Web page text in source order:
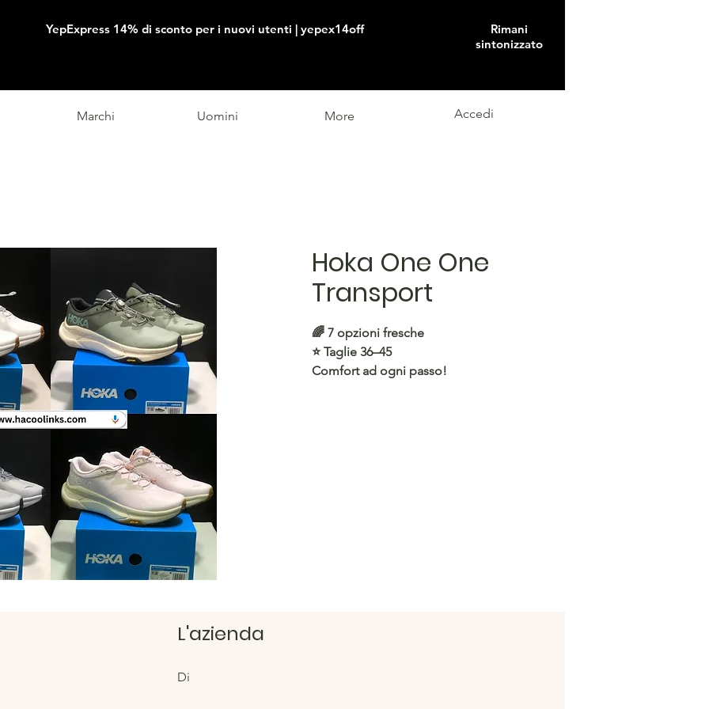
YepExpress 14% di sconto per i nuovi utenti | yepex14off
Rimani
sintonizzato
Marchi Uomini More Accedi
Hoka One One
Transport
🌈 7 opzioni fresche
⭐️ Taglie 36–45
Comfort ad ogni passo!
L'azienda
Di